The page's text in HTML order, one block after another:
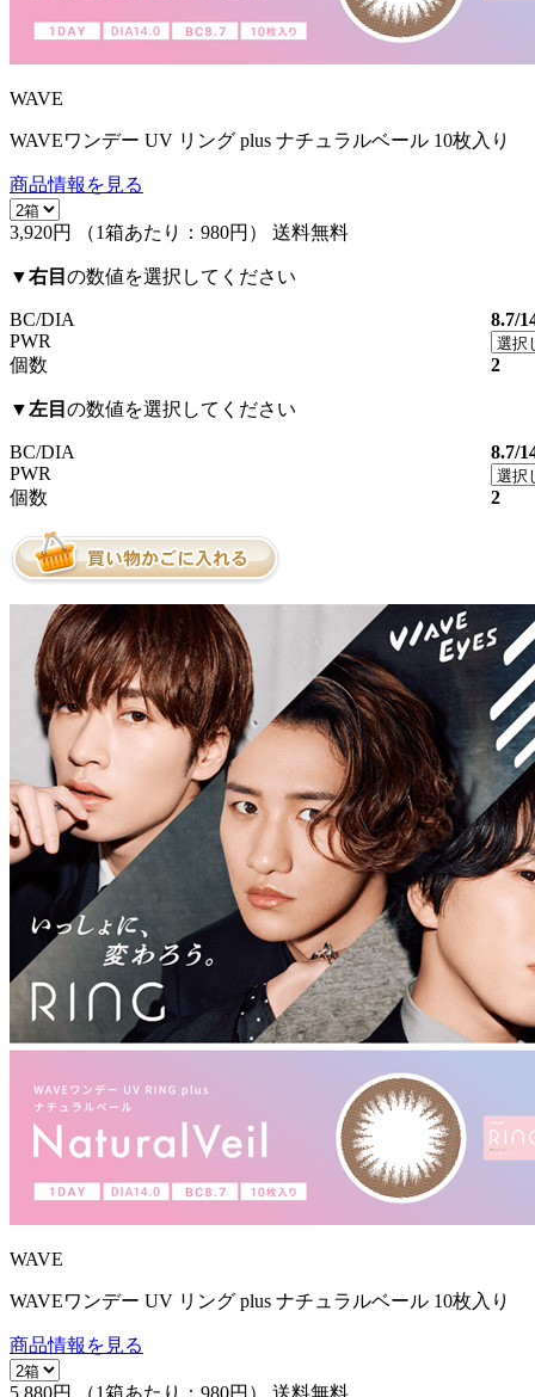
WAVE
WAVEワンデー UV リング plus ナチュラルベール 10枚入り
商品情報を見る
3,920円 （1箱あたり： 980円 ） 送料無料
▼右目 の数値を選択してください
BC/DIA
8.7/
PWR
個数
2
▼左目 の数値を選択してください
BC/DIA
8.7/
PWR
個数
2
WAVE
WAVEワンデー UV リング plus ナチュラルベール 10枚入り
商品情報を見る
5,880円 （1箱あたり： 980円 ） 送料無料